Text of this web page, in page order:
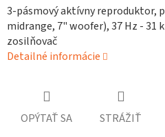
3-pásmový aktívny reproduktor,
midrange, 7" woofer), 37 Hz - 31
zosilňovač
Detailné informácie
OPÝTAŤ SA STRÁŽIŤ